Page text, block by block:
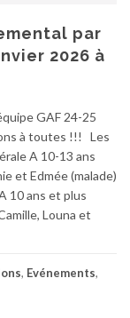
par
2026 à
GAF 24-25
à toutes !!! Les
A 10-13 ans
et Edmée (malade)
10 ans et plus
Louna et
, Evénements,